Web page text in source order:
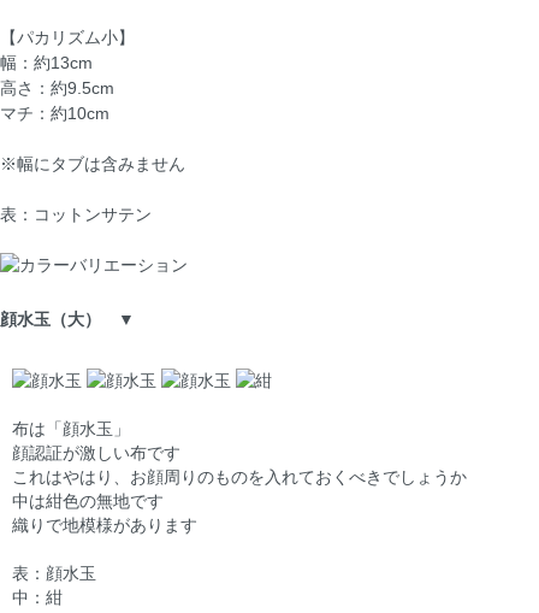
【パカリズム小】
幅：約13cm
高さ：約9.5cm
マチ：約10cm
※幅にタブは含みません
表：コットンサテン
顔水玉（大） ▼
布は「顔水玉」
顔認証が激しい布です
これはやはり、お顔周りのものを入れておくべきでしょうか
中は紺色の無地です
織りで地模様があります
表：顔水玉
中：紺